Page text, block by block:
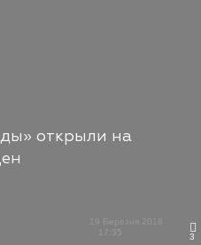
открыли на
19 Березня 2018
17:35
3